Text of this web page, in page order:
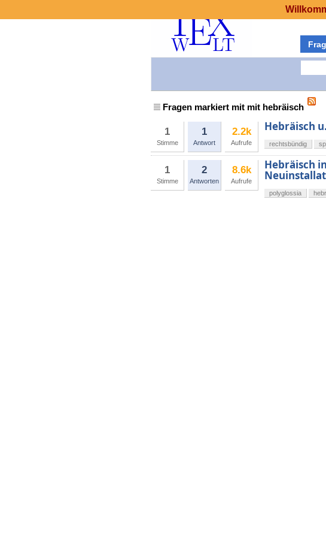
Fragen markiert mit mit hebräisch
1
Stimme
1
Antwort
2.2k
Aufrufe
Hebräisch
rechtsbündig
1
Stimme
2
Antworten
8.6k
Aufrufe
Hebräisch
polyglossia